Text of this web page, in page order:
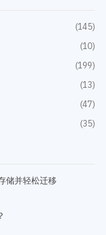
和支付
(145)
(10)
(199)
(13)
(47)
(35)
储并轻松迁移